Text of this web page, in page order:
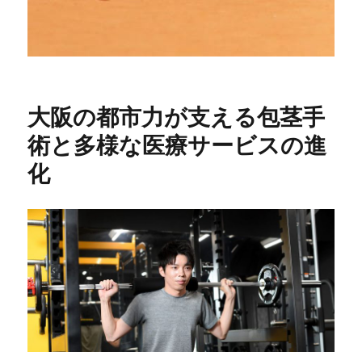
大阪の都市力が支える包茎手
術と多様な医療サービスの進
化